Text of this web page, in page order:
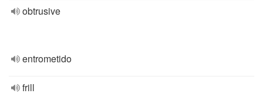
obtrusive
entrometido
frill